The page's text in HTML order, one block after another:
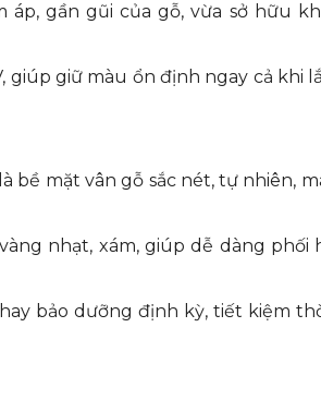
gần gũi của gỗ, vừa sở hữu
giúp giữ màu ổn định ngay cả khi
bề mặt vân gỗ sắc nét, tự nhiên,
nhạt, xám, giúp dễ dàng phối
bảo dưỡng định kỳ, tiết kiệm